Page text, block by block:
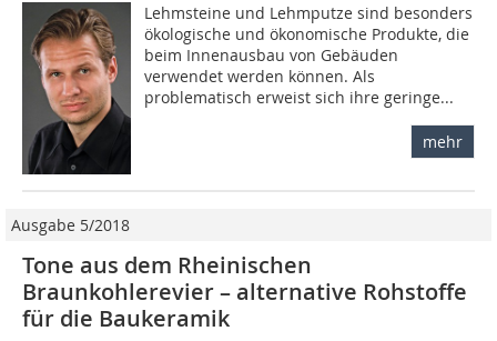
Lehmsteine und Lehmputze sind besonders
ökologische und ökonomische Produkte, die
beim Innenausbau von Gebäuden
verwendet werden können. Als
problematisch erweist sich ihre geringe...
mehr
Ausgabe 5/2018
Tone aus dem Rheinischen
Braunkohlerevier – alternative Rohstoffe
für die Baukeramik